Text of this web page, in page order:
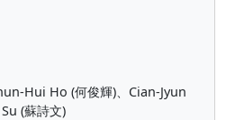
Hui Ho (何俊輝)、Cian-Jyun
(蘇詩文)